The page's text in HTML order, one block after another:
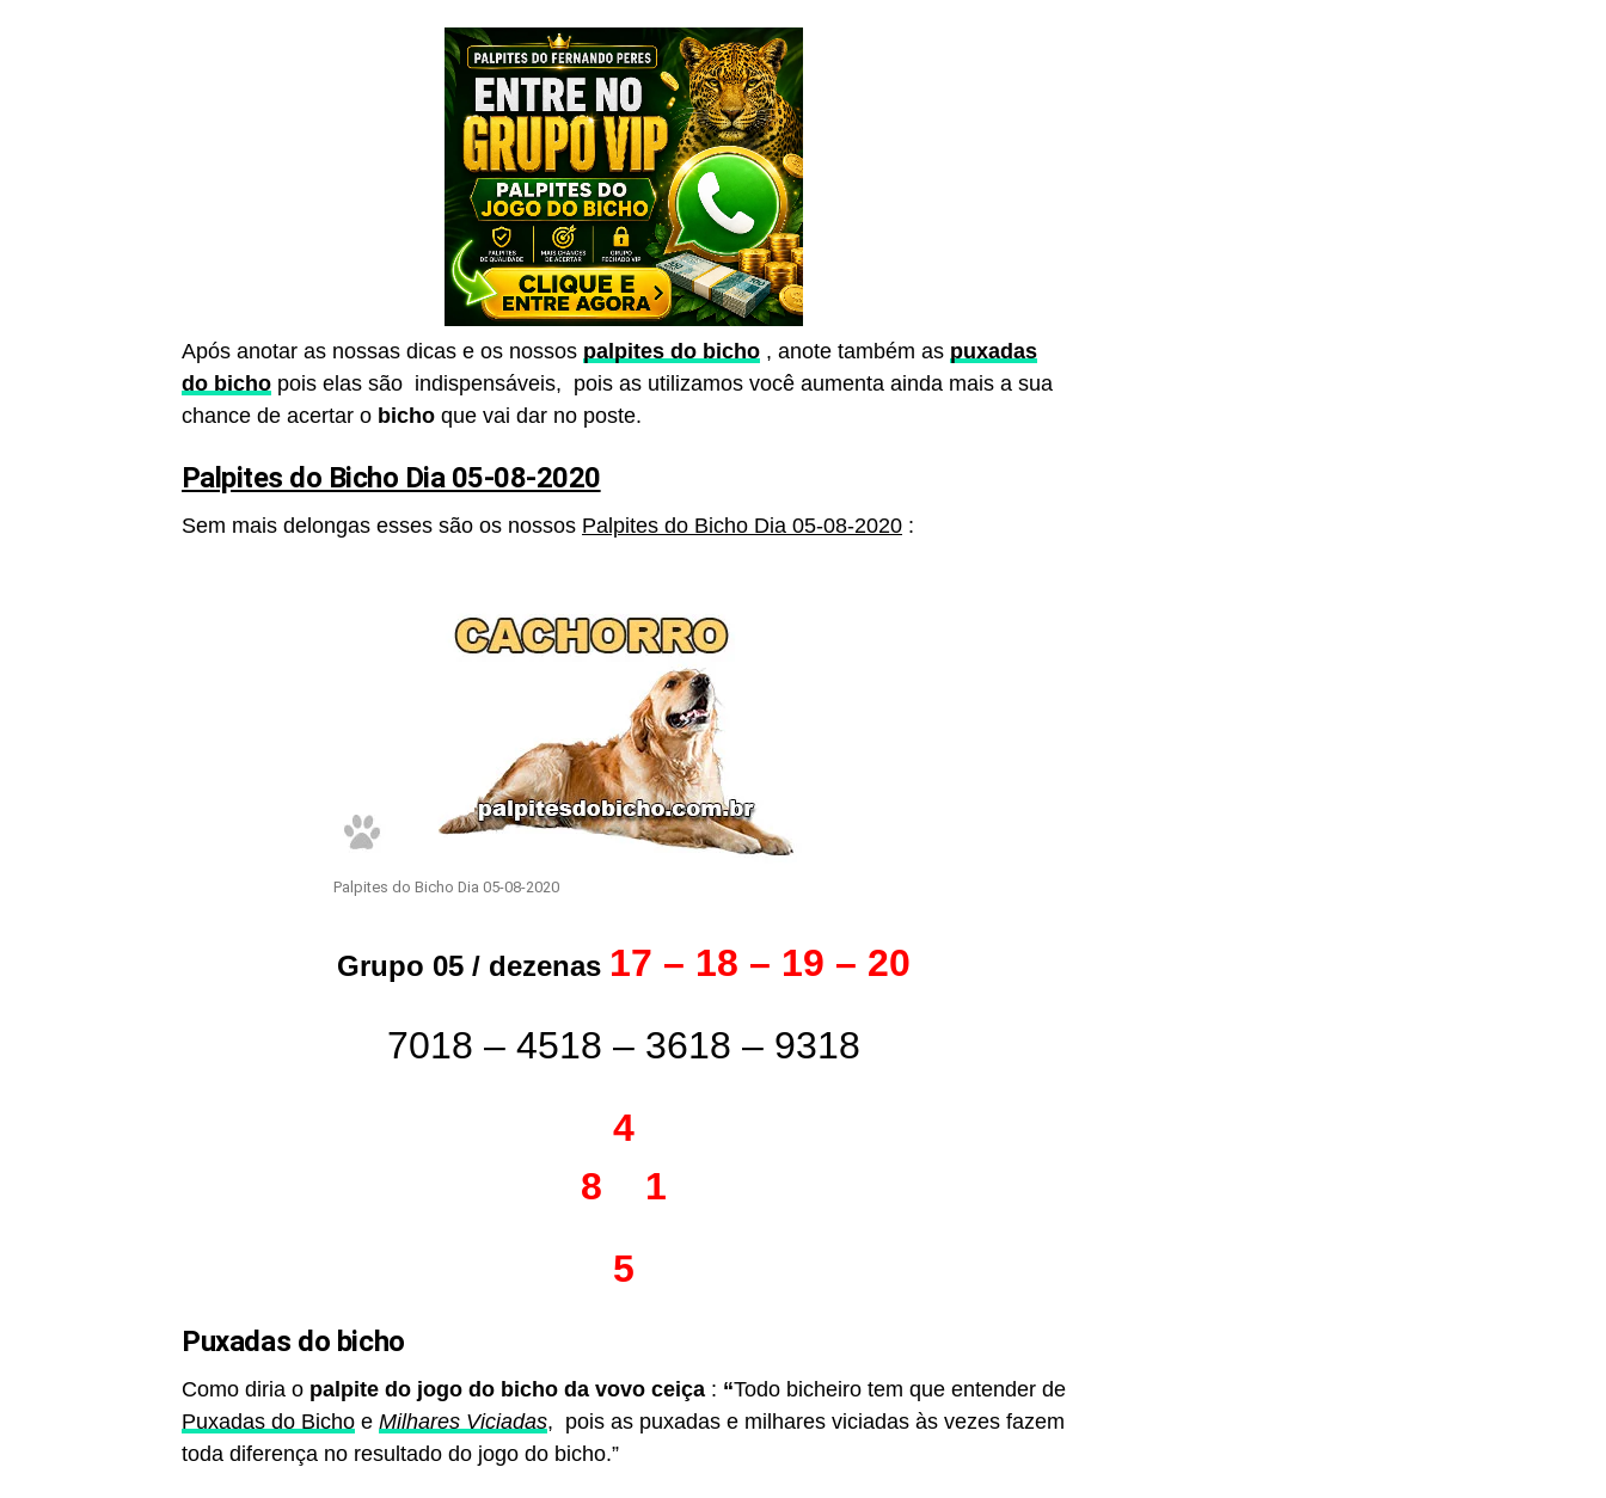
Após anotar as nossas dicas e os nossos palpites do bicho , anote também as puxadas
do bicho pois elas são indispensáveis, pois as utilizamos você aumenta ainda mais a sua
chance de acertar o bicho que vai dar no poste.
Palpites do Bicho Dia 05-08-2020
Sem mais delongas esses são os nossos Palpites do Bicho Dia 05-08-2020 :
Palpites do Bicho Dia 05-08-2020
Grupo 05 / dezenas 17 – 18 – 19 – 20
7018 – 4518 – 3618 – 9318
4
8 1
5
Puxadas do bicho
Como diria o palpite do jogo do bicho da vovo ceiça : “Todo bicheiro tem que entender de
Puxadas do Bicho e Milhares Viciadas, pois as puxadas e milhares viciadas às vezes fazem
toda diferença no resultado do jogo do bicho.”